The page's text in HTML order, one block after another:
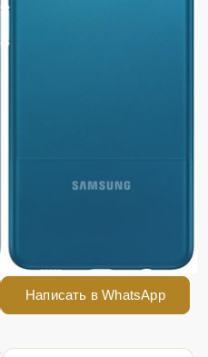
Написать в WhatsApp